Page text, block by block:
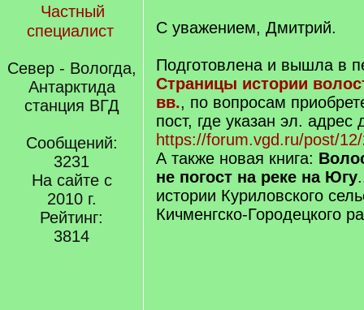
Частный
специалист
Север - Вологда,
Антарктида
станция ВГД
Сообщений:
3231
На сайте с
2010 г.
Рейтинг:
3814
С уважением, Дмитрий.
Подготовлена и вышла в
Страницы истории
вв., по вопросам
пост, где указан эл. адрес
https://forum.vgd.ru/post/
А также новая книга:
не погост на реке на Югу
истории Куриловского
Кичменгско-Городецкого